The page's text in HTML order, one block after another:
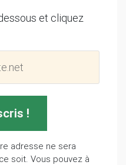
et cliquez
adresse ne sera
soit. Vous pouvez à